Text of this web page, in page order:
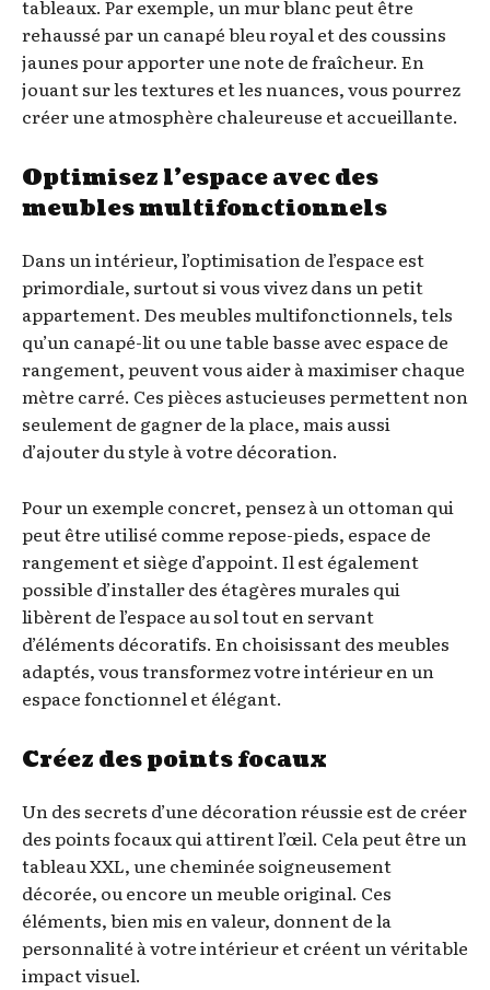
tableaux. Par exemple, un mur blanc peut être
rehaussé par un canapé bleu royal et des coussins
jaunes pour apporter une note de fraîcheur. En
jouant sur les textures et les nuances, vous pourrez
créer une atmosphère chaleureuse et accueillante.
Optimisez l’espace avec des
meubles multifonctionnels
Dans un intérieur, l’optimisation de l’espace est
primordiale, surtout si vous vivez dans un petit
appartement. Des meubles multifonctionnels, tels
qu’un canapé-lit ou une table basse avec espace de
rangement, peuvent vous aider à maximiser chaque
mètre carré. Ces pièces astucieuses permettent non
seulement de gagner de la place, mais aussi
d’ajouter du style à votre décoration.
Pour un exemple concret, pensez à un ottoman qui
peut être utilisé comme repose-pieds, espace de
rangement et siège d’appoint. Il est également
possible d’installer des étagères murales qui
libèrent de l’espace au sol tout en servant
d’éléments décoratifs. En choisissant des meubles
adaptés, vous transformez votre intérieur en un
espace fonctionnel et élégant.
Créez des points focaux
Un des secrets d’une décoration réussie est de créer
des points focaux qui attirent l’œil. Cela peut être un
tableau XXL, une cheminée soigneusement
décorée, ou encore un meuble original. Ces
éléments, bien mis en valeur, donnent de la
personnalité à votre intérieur et créent un véritable
impact visuel.